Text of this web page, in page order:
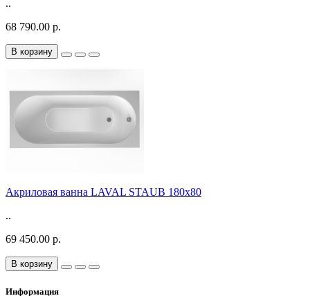
..
68 790.00 р.
В корзину
Акриловая ванна LAVAL STAUB 180х80
..
69 450.00 р.
В корзину
Информация